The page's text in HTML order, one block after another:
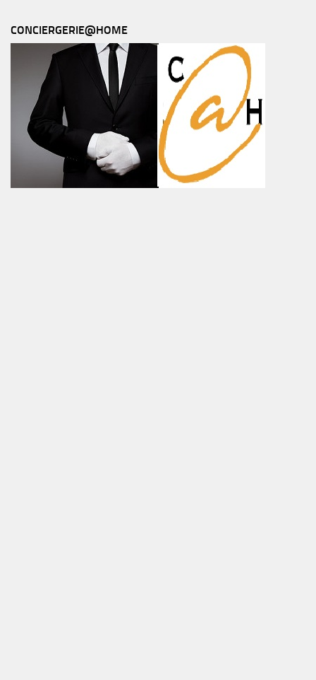
CONCIERGERIE@HOME